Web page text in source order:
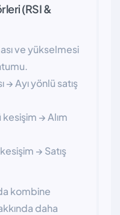
(RSI &
ve yükselmesi
→ Ayı yönlü satış
→ Alım
→ Satış
kombine
daha